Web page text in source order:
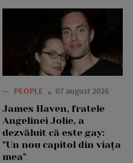
— PEOPLE 07 august 2026
James Haven, fratele
Angelinei Jolie, a
dezvăluit că este gay:
"Un nou capitol din viața
mea"